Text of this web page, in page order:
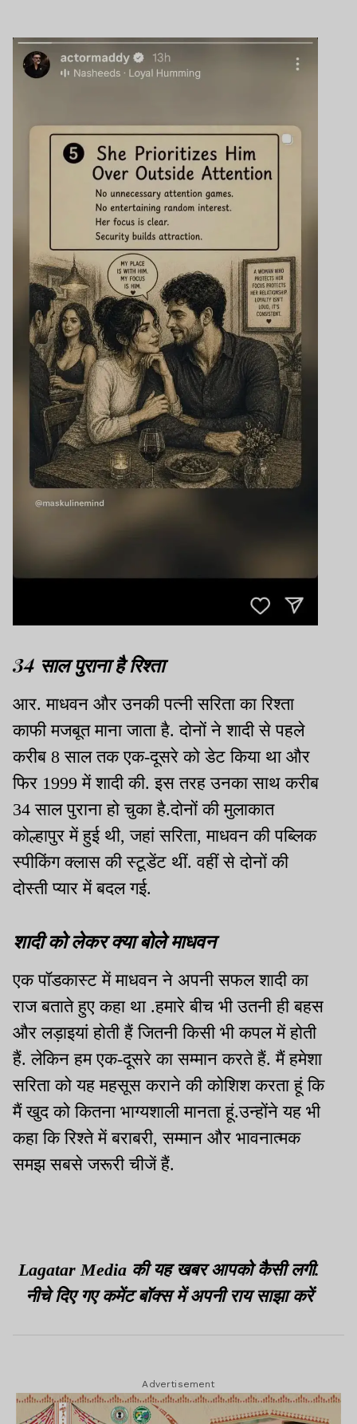
34 साल पुराना है रिश्ता
आर. माधवन और उनकी पत्नी सरिता का रिश्ता
काफी मजबूत माना जाता है. दोनों ने शादी से पहले
करीब 8 साल तक एक-दूसरे को डेट किया था और
फिर 1999 में शादी की. इस तरह उनका साथ करीब
34 साल पुराना हो चुका है.दोनों की मुलाकात
कोल्हापुर में हुई थी, जहां सरिता, माधवन की पब्लिक
स्पीकिंग क्लास की स्टूडेंट थीं. वहीं से दोनों की
दोस्ती प्यार में बदल गई.
शादी को लेकर क्या बोले माधवन
एक पॉडकास्ट में माधवन ने अपनी सफल शादी का
राज बताते हुए कहा था .हमारे बीच भी उतनी ही बहस
और लड़ाइयां होती हैं जितनी किसी भी कपल में होती
हैं. लेकिन हम एक-दूसरे का सम्मान करते हैं. मैं हमेशा
सरिता को यह महसूस कराने की कोशिश करता हूं कि
मैं खुद को कितना भाग्यशाली मानता हूं.उन्होंने यह भी
कहा कि रिश्ते में बराबरी, सम्मान और भावनात्मक
समझ सबसे जरूरी चीजें हैं.
Lagatar Media की यह खबर आपको कैसी लगी.
नीचे दिए गए कमेंट बॉक्स में अपनी राय साझा करें
Advertisement